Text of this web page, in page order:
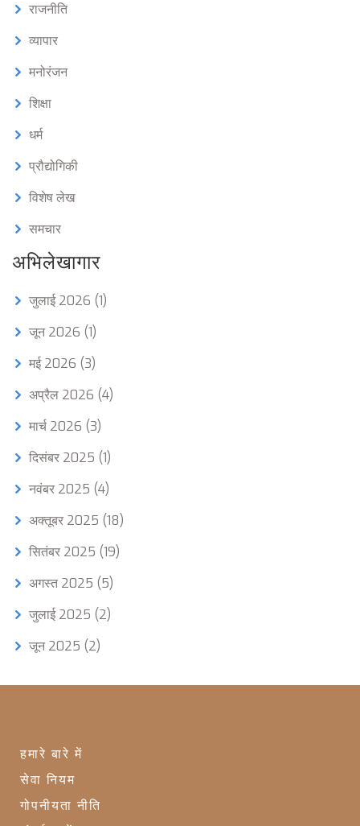
राजनीति
व्यापार
मनोरंजन
शिक्षा
धर्म
प्रौद्योगिकी
विशेष लेख
समचार
अभिलेखागार
जुलाई 2026 (1)
जून 2026 (1)
मई 2026 (3)
अप्रैल 2026 (4)
मार्च 2026 (3)
दिसंबर 2025 (1)
नवंबर 2025 (4)
अक्तूबर 2025 (18)
सितंबर 2025 (19)
अगस्त 2025 (5)
जुलाई 2025 (2)
जून 2025 (2)
हमारे बारे में
सेवा नियम
गोपनीयता नीति